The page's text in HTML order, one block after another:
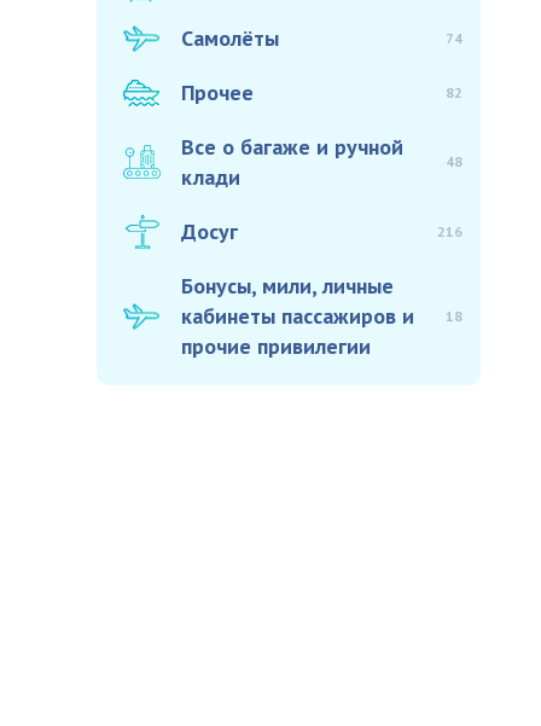
Самолёты 74
Прочее 82
Все о багаже и ручной
клади
48
Досуг 216
Бонусы, мили, личные
кабинеты пассажиров и
прочие привилегии
18